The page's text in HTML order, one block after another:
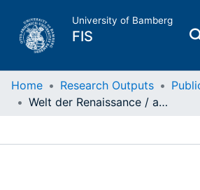
University of Bamberg
FIS
Home
Home Research Outputs
Welt der Renaissance / ausgewählt, übersetzt & erläutert von Tobias Roth. - 1. Auflage: Köln, 2020. - 639 Seiten